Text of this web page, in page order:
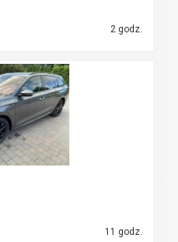
2 godz.
11 godz.